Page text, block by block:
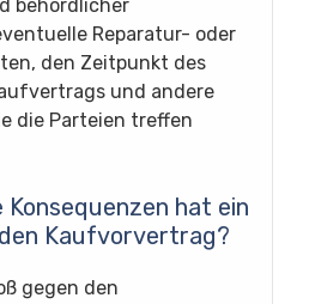
behördlicher
Reparatur- oder
den Zeitpunkt des
und andere
die Parteien treffen
Konsequenzen hat ein
Kaufvorvertrag?
gegen den